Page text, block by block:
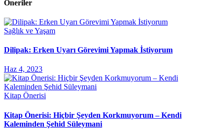
Öneriler
Sağlık ve Yaşam
Dilipak: Erken Uyarı Görevimi Yapmak İstiyorum
Haz 4, 2023
Kitap Önerisi
Kitap Önerisi: Hiçbir Şeyden Korkmuyorum – Kendi
Kaleminden Şehid Süleymani